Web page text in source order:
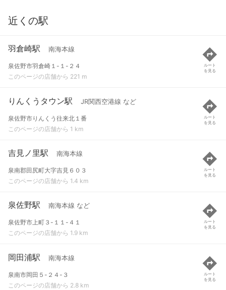
近くの駅
羽倉崎駅 南海本線
泉佐野市羽倉崎１-１-２４
このページの店舗から 221 m
ルート
を見る
りんくうタウン駅 JR関西空港線 など
泉佐野市りんくう往来北１番
このページの店舗から 1 km
ルート
を見る
吉見ノ里駅 南海本線
泉南郡田尻町大字吉見６０３
このページの店舗から 1.4 km
ルート
を見る
泉佐野駅 南海本線 など
泉佐野市上町３-１１-４１
このページの店舗から 1.9 km
ルート
を見る
岡田浦駅 南海本線
泉南市岡田５-２４-３
このページの店舗から 2.8 km
ルート
を見る